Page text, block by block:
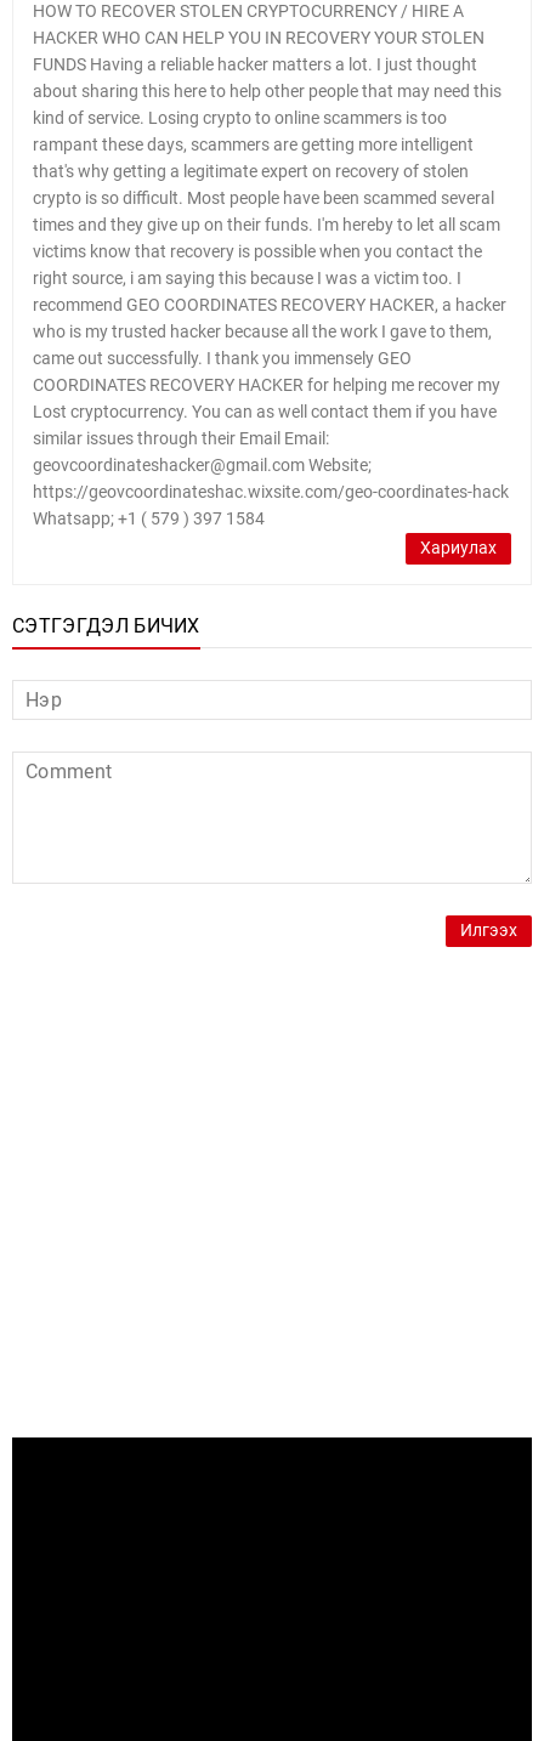
HOW TO RECOVER STOLEN CRYPTOCURRENCY / HIRE A
HACKER WHO CAN HELP YOU IN RECOVERY YOUR STOLEN
FUNDS Having a reliable hacker matters a lot. I just thought
about sharing this here to help other people that may need this
kind of service. Losing crypto to online scammers is too
rampant these days, scammers are getting more intelligent
that's why getting a legitimate expert on recovery of stolen
crypto is so difficult. Most people have been scammed several
times and they give up on their funds. I'm hereby to let all scam
victims know that recovery is possible when you contact the
right source, i am saying this because I was a victim too. I
recommend GEO COORDINATES RECOVERY HACKER, a hacker
who is my trusted hacker because all the work I gave to them,
came out successfully. I thank you immensely GEO
COORDINATES RECOVERY HACKER for helping me recover my
Lost cryptocurrency. You can as well contact them if you have
similar issues through their Email Email:
geovcoordinateshacker@gmail.com Website;
https://geovcoordinateshac.wixsite.com/geo-coordinates-hack
Whatsapp; +1 ( 579 ) 397 1584
Хариулах
СЭТГЭГДЭЛ БИЧИХ
Илгээх